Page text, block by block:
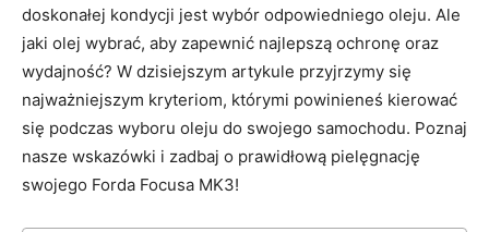
doskonałej kondycji jest ⁢wybór odpowiedniego‌ oleju. Ale
jaki olej wybrać, aby zapewnić najlepszą ochronę oraz
⁢wydajność? W dzisiejszym artykule przyjrzymy się
najważniejszym kryteriom, którymi powinieneś ‌kierować
się ⁢podczas wyboru oleju do swojego samochodu. ⁤Poznaj
nasze‌ wskazówki i zadbaj o prawidłową pielęgnację
swojego Forda Focusa⁤ MK3!